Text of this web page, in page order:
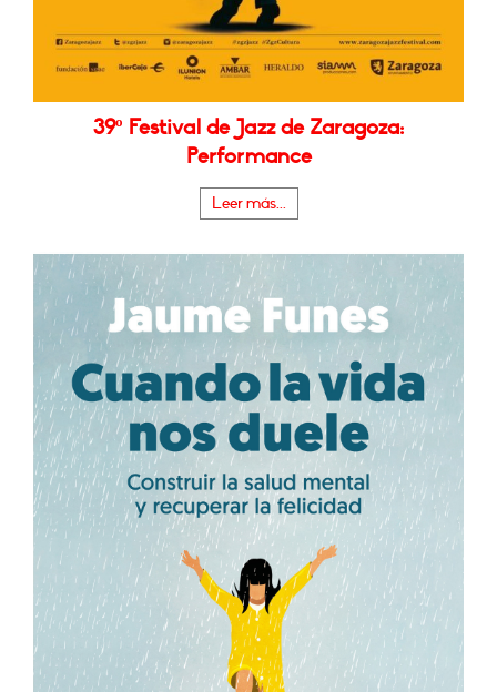
39º Festival de Jazz de Zaragoza:
Performance
Leer más...